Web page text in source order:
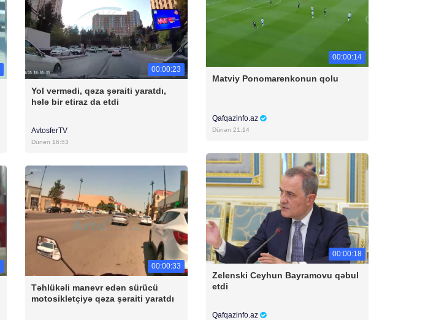
00:00:23
Yol vermədi, qəza şəraiti yaratdı,
hələ bir etiraz da etdi
AvtosferTV
Dünən 16:53
00:00:33
Təhlükəli manevr edən sürücü
motosikletçiyə qəza şəraiti yaratdı
00:00:14
Matviy Ponomarenkonun qolu
Qafqazinfo.az
Dünən 21:14
00:00:18
Zelenski Ceyhun Bayramovu qəbul
etdi
Qafqazinfo.az